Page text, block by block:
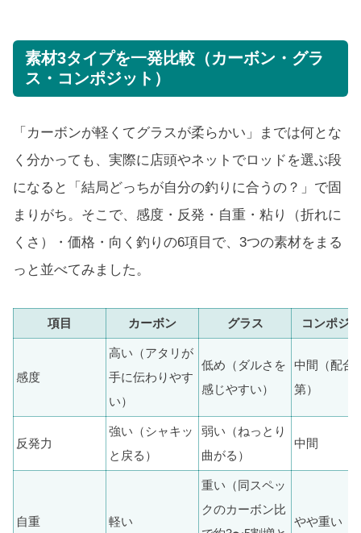
素材3タイプを一発比較（カーボン・グラ
ス・コンポジット）
「カーボンが軽くてグラスが柔らかい」までは何とな
く分かっても、実際に店頭やネットでロッドを選ぶ段
になると「結局どっちが自分の釣りに合うの？」で固
まりがち。そこで、感度・反発・自重・粘り（折れに
くさ）・価格・向く釣りの6項目で、3つの素材をまる
っと並べてみました。
項目 カーボン グラス コンポジ
感度
高い（アタリが
手に伝わりやす
い）
低め（ダルさを
感じやすい）
中間（配合
第）
反発力
強い（シャキッ
と戻る）
弱い（ねっとり
曲がる）
中間
自重 軽い
重い（同スペッ
クのカーボン比
やや重い